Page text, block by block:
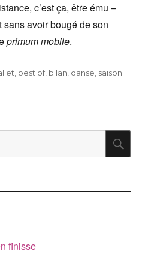
c’est ça, être ému –
sans avoir bougé de son
primum mobile.
, best of, bilan, danse, saison
finisse